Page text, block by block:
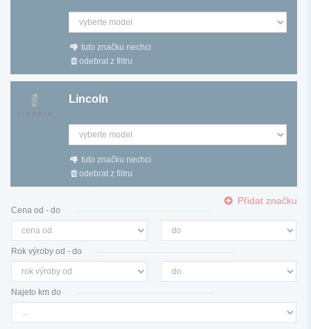
tuto značku nechci
odebrat z filtru
Lincoln
tuto značku nechci
odebrat z filtru
Přidat značku
Cena od - do
Rok výroby od - do
Najeto km do